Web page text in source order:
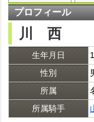
プロフィール
川
生年月日
性別
所属
所属騎手